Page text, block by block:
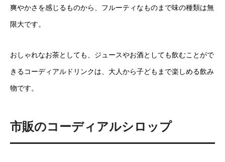
爽やかさを感じるものから、フルーティなものまで味の種類は無
限大です。
おしゃれなお茶としても、ジュースやお酒としても飲むことがで
きるコーディアルドリンクは、大人から子どもまで楽しめる飲み
物です。
市販のコーディアルシロップ